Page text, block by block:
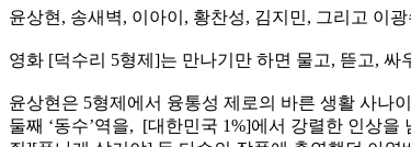
윤상현, 송새벽, 이아이, 황찬성, 김지민, 그리고 이
영화 [덕수리 5형제]는 만나기만 하면 물고, 뜯고,
윤상현은 5형제에서 융통성 제로의 바른 생활 사나
둘째 ‘동수’역을, [대한민국 1%]에서 강렬한 인상